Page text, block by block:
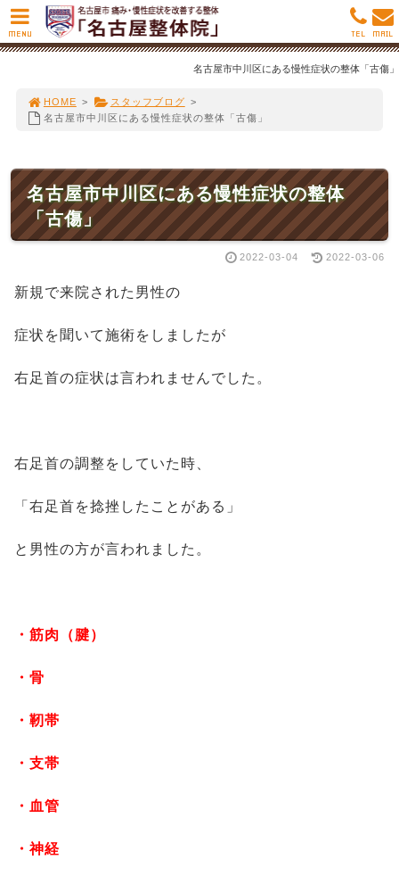
名古屋市中川区にある慢性症状の整体「古傷」
HOME > スタッフブログ >
名古屋市中川区にある慢性症状の整体「古傷」
名古屋市中川区にある慢性症状の整体
「古傷」
2022-03-04 2022-03-06
新規で来院された男性の
症状を聞いて施術をしましたが
右足首の症状は言われませんでした。
右足首の調整をしていた時、
「右足首を捻挫したことがある」
と男性の方が言われました。
・筋肉（腱）
・骨
・靭帯
・支帯
・血管
・神経
MENU MAIL
TEL